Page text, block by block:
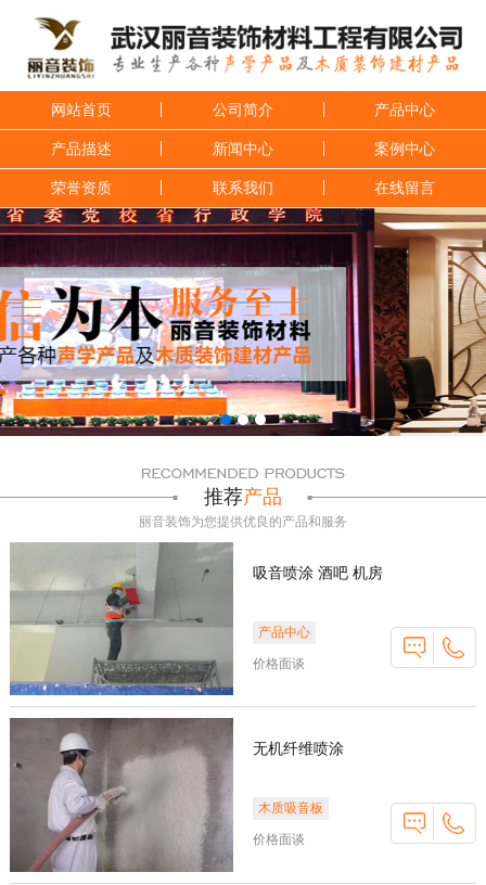
网站首页 公司简介 产品中心
产品描述 新闻中心 案例中心
荣誉资质 联系我们 在线留言
1 2 3
推荐产品
丽音装饰为您提供优良的产品和服务
吸音喷涂 酒吧 机房
产品中心
价格面谈
无机纤维喷涂
木质吸音板
价格面谈